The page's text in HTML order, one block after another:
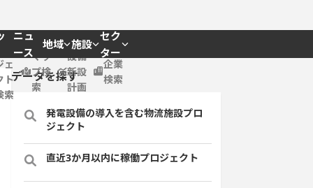
ニュ
ース
地域 施設
セク
ター
ェ
ト
索
マッ
プ検
索
設備
新設
計画
企業
検索
データを探す
発電設備の導入を含む物流施設プロ
ジェクト
直近3か月以内に稼働プロジェクト